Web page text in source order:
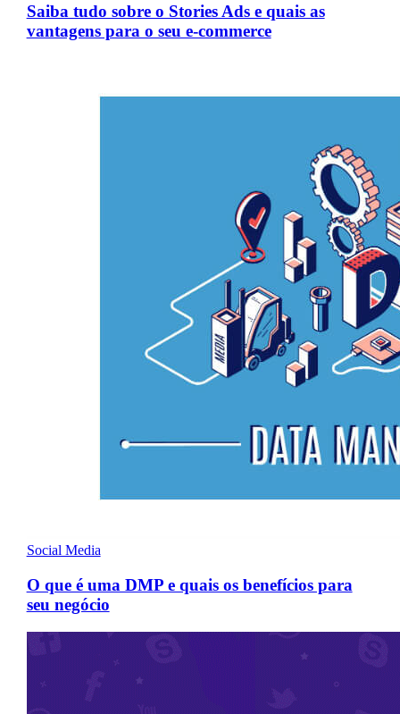
Saiba tudo sobre o Stories Ads e quais as
vantagens para o seu e-commerce
Social Media
O que é uma DMP e quais os benefícios para
seu negócio